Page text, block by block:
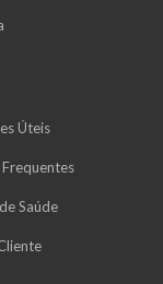
Úteis
Saúde